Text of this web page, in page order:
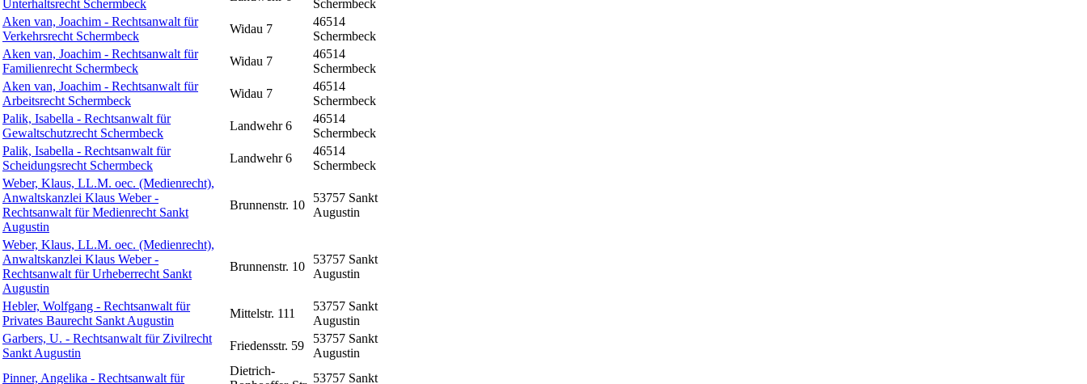
Unterhaltsrecht Schermbeck
Schermbeck
Aken van, Joachim - Rechtsanwalt für
Verkehrsrecht Schermbeck
Widau 7
46514
Schermbeck
Aken van, Joachim - Rechtsanwalt für
Familienrecht Schermbeck
Widau 7
46514
Schermbeck
Aken van, Joachim - Rechtsanwalt für
Arbeitsrecht Schermbeck
Widau 7
46514
Schermbeck
Palik, Isabella - Rechtsanwalt für
Gewaltschutzrecht Schermbeck
Landwehr 6
46514
Schermbeck
Palik, Isabella - Rechtsanwalt für
Scheidungsrecht Schermbeck
Landwehr 6
46514
Schermbeck
Weber, Klaus, LL.M. oec. (Medienrecht),
Anwaltskanzlei Klaus Weber -
Rechtsanwalt für Medienrecht Sankt
Augustin
Brunnenstr. 10
53757 Sankt
Augustin
Weber, Klaus, LL.M. oec. (Medienrecht),
Anwaltskanzlei Klaus Weber -
Rechtsanwalt für Urheberrecht Sankt
Augustin
Brunnenstr. 10
53757 Sankt
Augustin
Hebler, Wolfgang - Rechtsanwalt für
Privates Baurecht Sankt Augustin
Mittelstr. 111
53757 Sankt
Augustin
Garbers, U. - Rechtsanwalt für Zivilrecht
Sankt Augustin
Friedensstr. 59
53757 Sankt
Augustin
Pinner, Angelika - Rechtsanwalt für
Dietrich-
53757 Sankt